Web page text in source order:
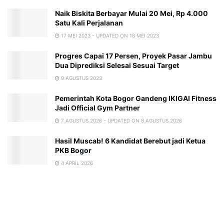
Naik Biskita Berbayar Mulai 20 Mei, Rp 4.000
Satu Kali Perjalanan
17 MEI 2023 - UPDATED ON 18 MEI 2023
Progres Capai 17 Persen, Proyek Pasar Jambu
Dua Diprediksi Selesai Sesuai Target
9 AGUSTUS 2023
Pemerintah Kota Bogor Gandeng IKIGAI Fitness
Jadi Official Gym Partner
7 AGUSTUS 2026 - UPDATED ON 8 AGUSTUS 2026
Hasil Muscab! 6 Kandidat Berebut jadi Ketua
PKB Bogor
4 APRIL 2026